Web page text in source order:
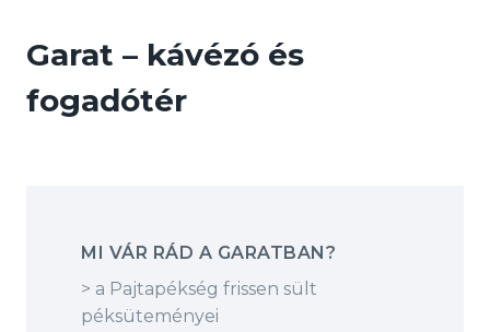
Garat – kávézó és
fogadótér
MI VÁR RÁD A GARATBAN?
> a Pajtapékség frissen sült
péksüteményei